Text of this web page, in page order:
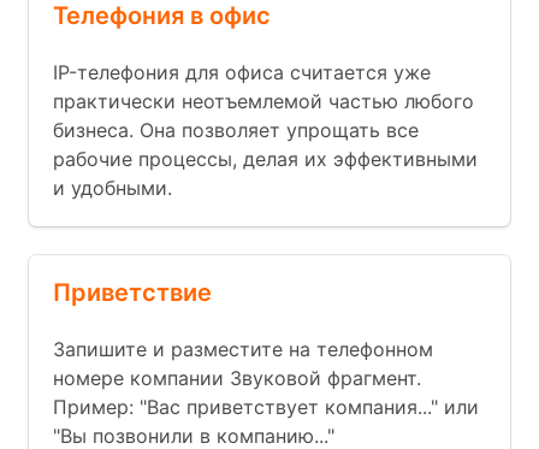
Телефония в офис
IP-телефония для офиса считается уже
практически неотъемлемой частью любого
бизнеса. Она позволяет упрощать все
рабочие процессы, делая их эффективными
и удобными.
Приветствие
Запишите и разместите на телефонном
номере компании Звуковой фрагмент.
Пример: "Вас приветствует компания..." или
"Вы позвонили в компанию..."